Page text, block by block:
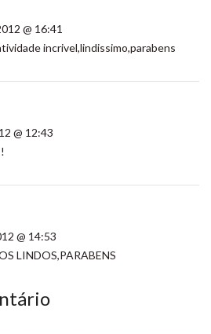
@ 16:41
incrivel,lindissimo,parabens
@ 12:43
@ 14:53
LINDOS,PARABENS